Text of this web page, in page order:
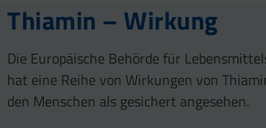
Thiamin – Wirkung
Die Europäische Behörde für
hat eine Reihe von Wirkungen von
den Menschen als gesichert angesehen.